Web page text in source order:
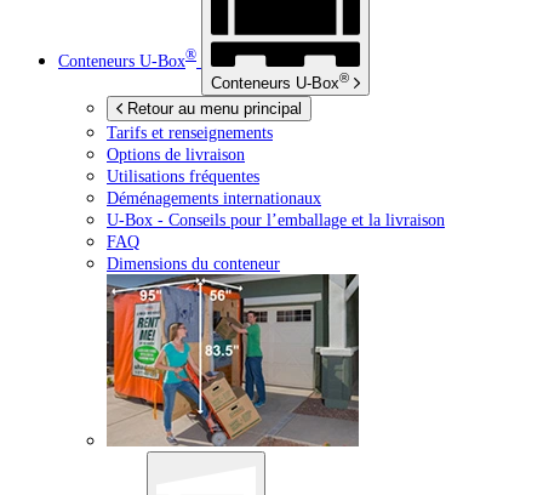
Conteneurs U-Box®
Conteneurs U-Box®
Retour au menu principal
Tarifs et renseignements
Options de livraison
Utilisations fréquentes
Déménagements internationaux
U-Box - Conseils pour l’emballage et la livraison
FAQ
Dimensions du conteneur